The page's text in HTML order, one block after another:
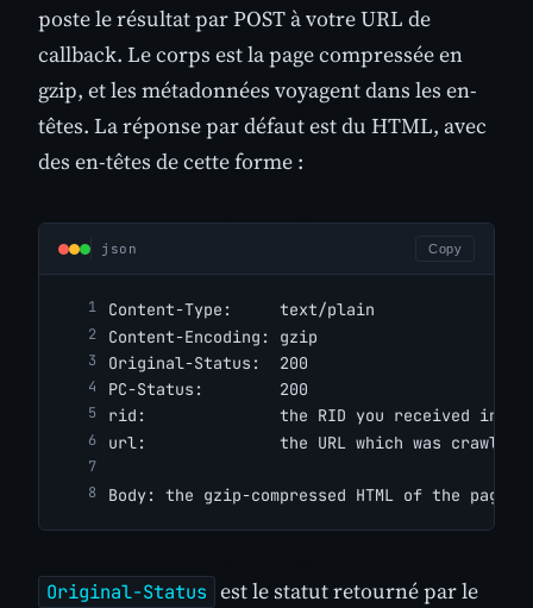
poste le résultat par POST à votre URL de
callback. Le corps est la page compressée en
gzip, et les métadonnées voyagent dans les en-
têtes. La réponse par défaut est du HTML, avec
des en-têtes de cette forme :
json Copy
Content-Type:     text/plain
Content-Encoding: gzip
Original-Status:  200
PC-Status:        200
rid:              the RID you received in
url:              the URL which was crawled
Body: the gzip-compressed HTML of the page
Original-Status est le statut retourné par le